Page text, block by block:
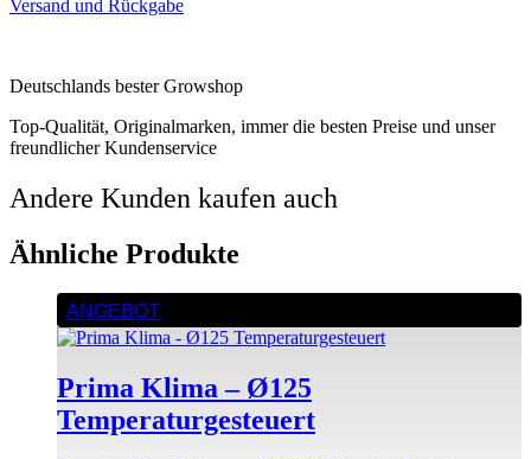
Versand und Rückgabe
Deutschlands bester Growshop
Top-Qualität, Originalmarken, immer die besten Preise und unser
freundlicher Kundenservice
Andere Kunden kaufen auch
Ähnliche Produkte
ANGEBOT
Prima Klima – Ø125
Temperaturgesteuert